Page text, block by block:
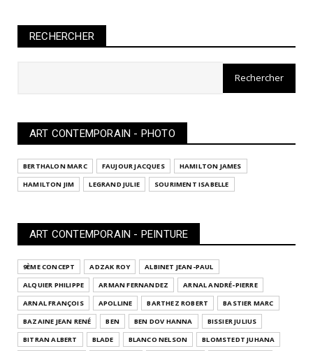
RECHERCHER
ART CONTEMPORAIN - PHOTO
BERTHALON MARC FAUJOUR JACQUES
HAMILTON JAMES
HAMILTON JIM
LEGRAND JULIE SOURIMENT ISABELLE
ART CONTEMPORAIN - PEINTURE
9ÈME CONCEPT ADZAK ROY
ALBINET JEAN-PAUL
ALQUIER PHILIPPE
ARMAN FERNANDEZ
ARNAL ANDRÉ-PIERRE
ARNAL FRANÇOIS
APOLLINE BARTHEZ ROBERT
BASTIER MARC
BAZAINE JEAN RENÉ
BEN BEN DOV HANNA
BISSIER JULIUS
BITRAN ALBERT
BLADE BLANCO NELSON
BLOMSTEDT JUHANA